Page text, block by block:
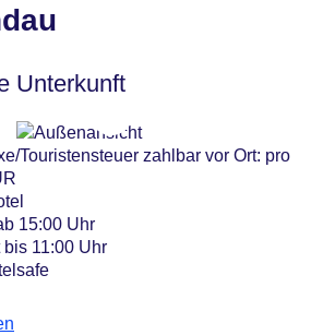
Unterkunft
Touristensteuer zahlbar vor Ort: pro
15:00 Uhr
11:00 Uhr